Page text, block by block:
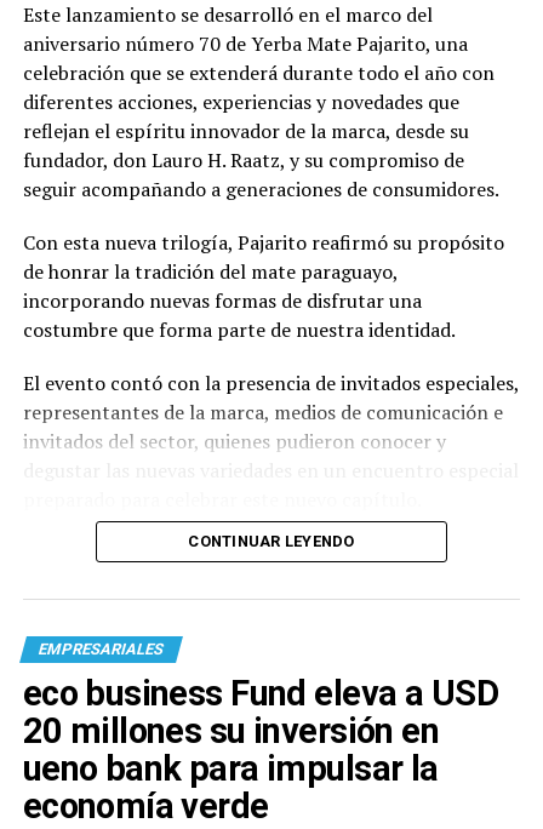
Este lanzamiento se desarrolló en el marco del
aniversario número 70 de Yerba Mate Pajarito, una
celebración que se extenderá durante todo el año con
diferentes acciones, experiencias y novedades que
reflejan el espíritu innovador de la marca, desde su
fundador, don Lauro H. Raatz, y su compromiso de
seguir acompañando a generaciones de consumidores.
Con esta nueva trilogía, Pajarito reafirmó su propósito
de honrar la tradición del mate paraguayo,
incorporando nuevas formas de disfrutar una
costumbre que forma parte de nuestra identidad.
El evento contó con la presencia de invitados especiales,
representantes de la marca, medios de comunicación e
invitados del sector, quienes pudieron conocer y
CONTINUAR LEYENDO
EMPRESARIALES
eco business Fund eleva a USD
20 millones su inversión en
ueno bank para impulsar la
economía verde